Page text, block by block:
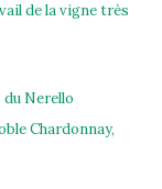
de la vigne très
Nerello
Chardonnay,